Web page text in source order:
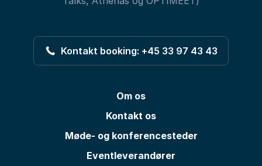
Kontakt booking: +45 33 97 43 43
Om os
Kontakt os
Møde- og konferencesteder
Eventleverandører